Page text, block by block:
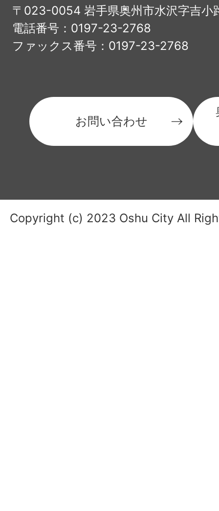
〒023-0054 岩手県奥州市水沢字吉小
電話番号：0197-23-2768
ファックス番号：0197-23-2768
お問い合わせ
Copyright (c) 2023 Oshu City All